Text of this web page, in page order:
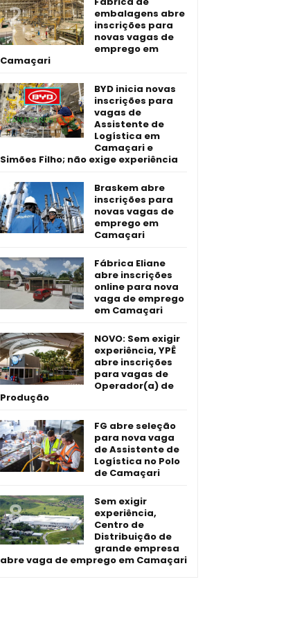
embalagens abre
inscrições para
novas vagas de
emprego em
Camaçari
BYD inicia novas
inscrições para
vagas de
Assistente de
Logística em
Camaçari e
Simões Filho; não exige experiência
Braskem abre
inscrições para
novas vagas de
emprego em
Camaçari
Fábrica Eliane
abre inscrições
online para nova
vaga de emprego
em Camaçari
NOVO: Sem exigir
experiência, YPÊ
abre inscrições
para vagas de
Operador(a) de
Produção
FG abre seleção
para nova vaga
de Assistente de
Logística no Polo
de Camaçari
Sem exigir
experiência,
Centro de
Distribuição de
grande empresa
abre vaga de emprego em Camaçari